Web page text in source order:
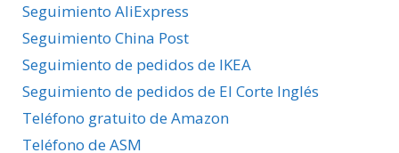
Seguimiento AliExpress
Seguimiento China Post
Seguimiento de pedidos de IKEA
Seguimiento de pedidos de El Corte Inglés
Teléfono gratuito de Amazon
Teléfono de ASM